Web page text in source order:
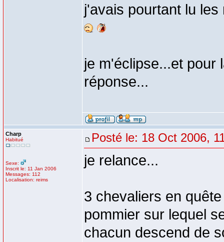
j'avais pourtant lu
je m'éclipse...et pour
réponse...
Charp
Habitué
Sexe:
Inscrit le: 11 Jan 2006
Messages: 112
Localisation: reims
Posté le: 18 Oct 2006,
je relance...
3 chevaliers en
pommier sur lequel
chacun descend de